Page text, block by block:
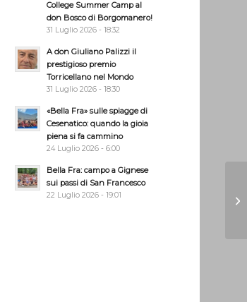
College Summer Camp al
don Bosco di Borgomanero!
31 Luglio 2026 - 18:32
A don Giuliano Palizzi il
prestigioso premio
Torricellano nel Mondo
31 Luglio 2026 - 18:30
«Bella Fra» sulle spiagge di
Cesenatico: quando la gioia
piena si fa cammino
24 Luglio 2026 - 6:00
Bella Fra: campo a Gignese
sui passi di San Francesco
22 Luglio 2026 - 19:01